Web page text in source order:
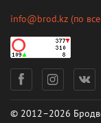
info@brod.kz (по
© 2012–2026